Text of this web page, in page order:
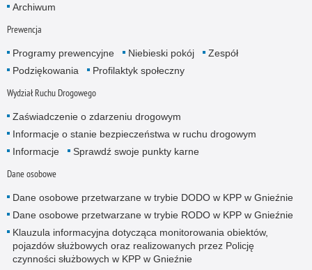
Archiwum
Prewencja
Programy prewencyjne Niebieski pokój
Zespół
Podziękowania
Profilaktyk społeczny
Wydział Ruchu Drogowego
Zaświadczenie o zdarzeniu drogowym
Informacje o stanie bezpieczeństwa w ruchu drogowym
Informacje
Sprawdź swoje punkty karne
Dane osobowe
Dane osobowe przetwarzane w trybie DODO w KPP w Gnieźnie
Dane osobowe przetwarzane w trybie RODO w KPP w Gnieźnie
Klauzula informacyjna dotycząca monitorowania obiektów,
pojazdów służbowych oraz realizowanych przez Policję
czynności służbowych w KPP w Gnieźnie